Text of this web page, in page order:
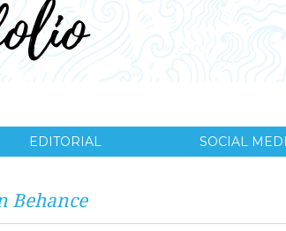
EDITORIAL SOCIAL
Behance